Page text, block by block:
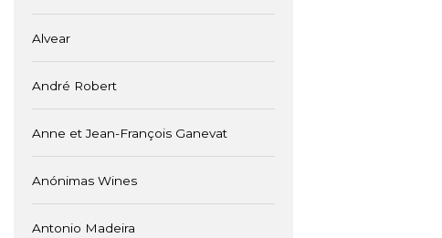
Alvear
André Robert
Anne et Jean-François Ganevat
Anónimas Wines
Antonio Madeira